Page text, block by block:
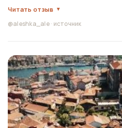
Читать отзыв
@aleshka_ale· источник